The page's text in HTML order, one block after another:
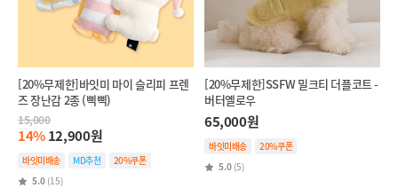
[20%무제한]바잇미 마이 슬리피 프렌
즈 장난감 2종 (삑삑)
15,000
14%12,900원
바잇미배송 MD추천
20%쿠폰
5.0 (15)
[20%무제한]SSFW 밀크티 더플코트 -
버터옐로우
65,000원
바잇미배송
20%쿠폰
5.0 (5)